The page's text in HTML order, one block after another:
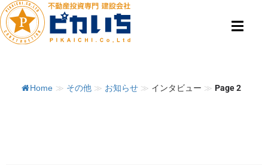
Home ≫ その他 ≫ お知らせ ≫ インタビュー ≫ Page 2